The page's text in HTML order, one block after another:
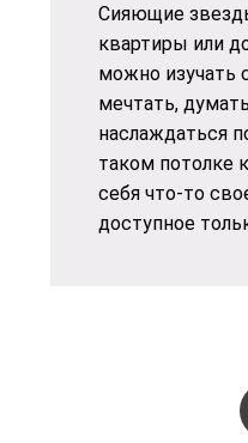
Сияющие
квартиры или
можно изучать
мечтать,
наслаждаться
таком потолке
себя что-то
доступное